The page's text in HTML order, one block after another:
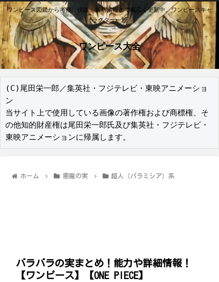
ワンピース図鑑から考察、伏線、最新情報まで幅広く更新中。ワンピースキャ
ラクター一覧
ワンピース大全
(C)尾田栄一郎／集英社・フジテレビ・東映アニメーショ
ン
当サイト上で使用している画像の著作権および商標権、そ
の他知的財産権は尾田栄一郎氏及び集英社・フジテレビ・
東映アニメーションに帰属します。
ホーム 悪魔の実 超人（パラミシア）系
バラバラの実まとめ！能力や詳細情報！
【ワンピース】【ONE PIECE】